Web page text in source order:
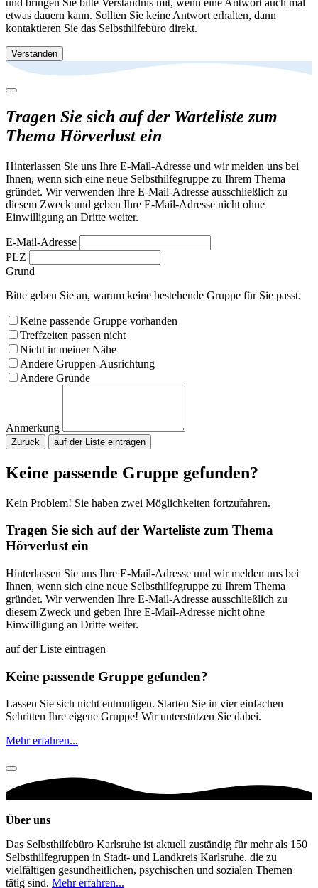
und bringen Sie bitte Verständnis mit, wenn eine Antwort auch mal
etwas dauern kann. Sollten Sie keine Antwort erhalten, dann
kontaktieren Sie das Selbsthilfebüro direkt.
Verstanden
Tragen Sie sich auf der Warteliste zum
Thema Hörverlust ein
Hinterlassen Sie uns Ihre E-Mail-Adresse und wir melden uns bei
Ihnen, wenn sich eine neue Selbsthilfegruppe zu Ihrem Thema
gründet. Wir verwenden Ihre E-Mail-Adresse ausschließlich zu
diesem Zweck und geben Ihre E-Mail-Adresse nicht ohne
Einwilligung an Dritte weiter.
E-Mail-Adresse
PLZ
Grund
Bitte geben Sie an, warum keine bestehende Gruppe für Sie passt.
Keine passende Gruppe vorhanden
Treffzeiten passen nicht
Nicht in meiner Nähe
Andere Gruppen-Ausrichtung
Andere Gründe
Anmerkung
Zurück
Keine passende Gruppe gefunden?
Kein Problem! Sie haben zwei Möglichkeiten fortzufahren.
Tragen Sie sich auf der Warteliste zum Thema
Hörverlust ein
Hinterlassen Sie uns Ihre E-Mail-Adresse und wir melden uns bei
Ihnen, wenn sich eine neue Selbsthilfegruppe zu Ihrem Thema
gründet. Wir verwenden Ihre E-Mail-Adresse ausschließlich zu
diesem Zweck und geben Ihre E-Mail-Adresse nicht ohne
Einwilligung an Dritte weiter.
auf der Liste eintragen
Keine passende Gruppe gefunden?
Lassen Sie sich nicht entmutigen. Starten Sie in vier einfachen
Schritten Ihre eigene Gruppe! Wir unterstützen Sie dabei.
Mehr erfahren...
Über uns
Das Selbsthilfebüro Karlsruhe ist aktuell zuständig für mehr als 150
Selbsthilfegruppen in Stadt- und Landkreis Karlsruhe, die zu
vielfältigen gesundheitlichen, psychischen und sozialen Themen
tätig sind. Mehr erfahren...